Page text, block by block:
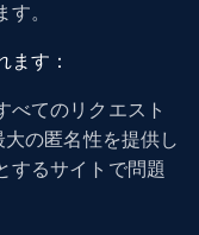
。
ます：
べてのリクエスト
の匿名性を提供し
するサイトで問題